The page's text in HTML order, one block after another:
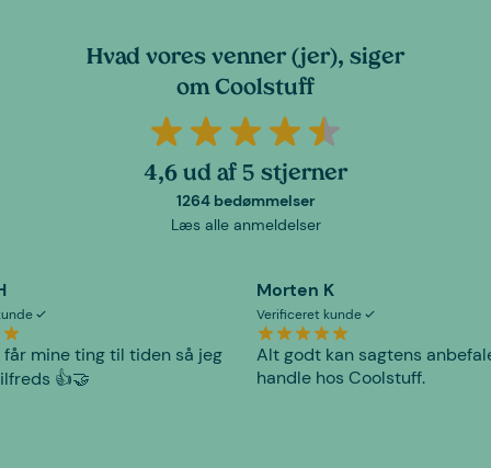
Hvad vores venner (jer), siger
om Coolstuff
4,6 ud af 5 stjerner
1264 bedømmelser
Læs alle anmeldelser
får mine ting til tiden så jeg
👍🤝
Morten K
Verificeret kunde
Alt godt kan sagtens
handle hos Coolstuff.